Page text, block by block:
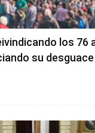
los 76
su desguace